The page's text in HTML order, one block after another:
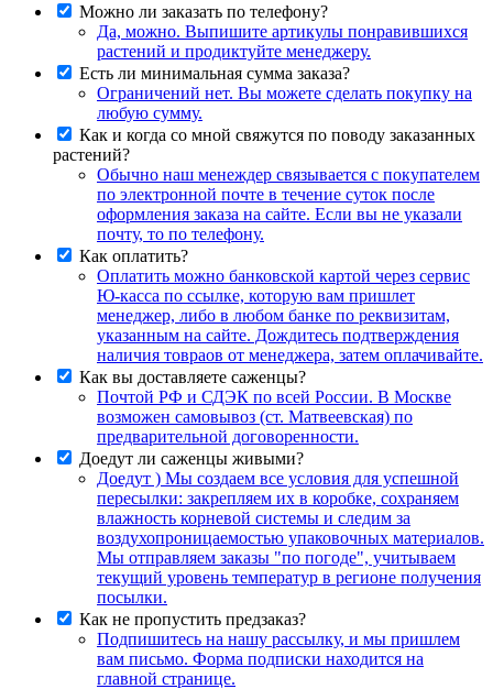
Можно ли заказать по телефону?
Да, можно. Выпишите артикулы понравившихся
растений и продиктуйте менеджеру.
Есть ли минимальная сумма заказа?
Ограничений нет. Вы можете сделать покупку на
любую сумму.
Как и когда со мной свяжутся по поводу заказанных
растений?
Обычно наш менеждер связывается с покупателем
по электронной почте в течение суток после
оформления заказа на сайте. Если вы не указали
почту, то по телефону.
Как оплатить?
Оплатить можно банковской картой через сервис
Ю-касса по ссылке, которую вам пришлет
менеджер, либо в любом банке по реквизитам,
указанным на сайте. Дождитесь подтверждения
наличия товраов от менеджера, затем оплачивайте.
Как вы доставляете саженцы?
Почтой РФ и СДЭК по всей России. В Москве
возможен самовывоз (ст. Матвеевская) по
предварительной договоренности.
Доедут ли саженцы живыми?
Доедут ) Мы создаем все условия для успешной
пересылки: закрепляем их в коробке, сохраняем
влажность корневой системы и следим за
воздухопроницаемостью упаковочных материалов.
Мы отправляем заказы "по погоде", учитываем
текущий уровень температур в регионе получения
посылки.
Как не пропустить предзаказ?
Подпишитесь на нашу рассылку, и мы пришлем
вам письмо. Форма подписки находится на
главной странице.